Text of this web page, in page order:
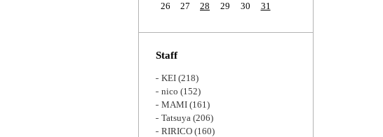
26
27 28 29 30 31
Staff
KEI (218)
nico (152)
MAMI (161)
Tatsuya (206)
RIRICO (160)